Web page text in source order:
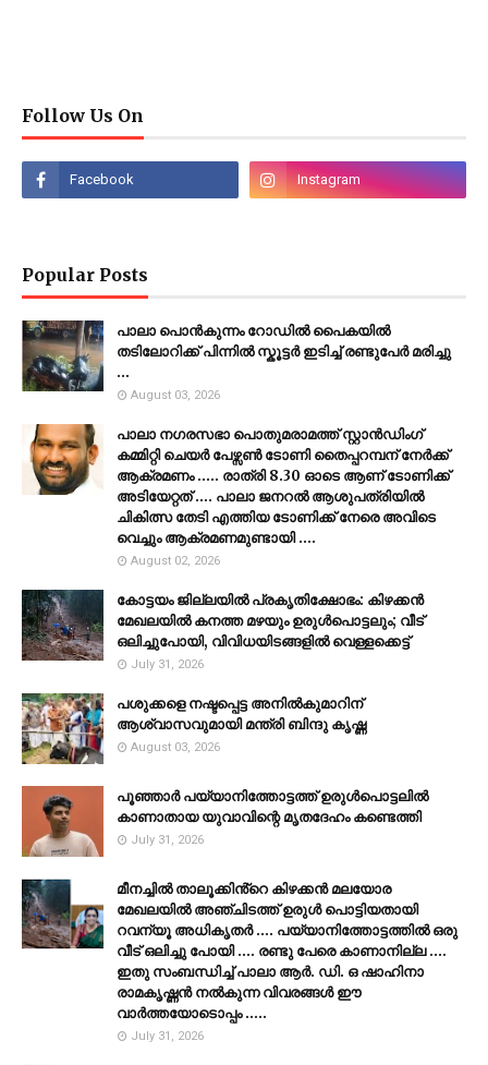
Follow Us On
Popular Posts
പാലാ പൊൻകുന്നം റോഡിൽ പൈകയിൽ
തടിലോറിക്ക് പിന്നിൽ സ്കൂട്ടർ ഇടിച്ച് രണ്ടുപേർ മരിച്ചു
...
August 03, 2026
പാലാ നഗരസഭാ പൊതുമരാമത്ത് സ്റ്റാൻഡിംഗ്
കമ്മിറ്റി ചെയർ പേഴ്സൺ ടോണി തൈപ്പറമ്പന് നേർക്ക്
ആക്രമണം ..... രാത്രി 8.30 ഓടെ ആണ് ടോണിക്ക്
അടിയേറ്റത് .... പാലാ ജനറൽ ആശുപത്രിയിൽ
ചികിത്സ തേടി എത്തിയ ടോണിക്ക് നേരെ അവിടെ
വെച്ചും ആക്രമണമുണ്ടായി ....
August 02, 2026
കോട്ടയം ജില്ലയില്‍ പ്രകൃതിക്ഷോഭം: കിഴക്കന്‍
മേഖലയില്‍ കനത്ത മഴയും ഉരുള്‍പൊട്ടലും; വീട്
ഒലിച്ചുപോയി, വിവിധയിടങ്ങളില്‍ വെള്ളക്കെട്ട്
July 31, 2026
പശുക്കളെ നഷ്ടപ്പെട്ട അനിൽകുമാറിന്
ആശ്വാസവുമായി മന്ത്രി ബിന്ദു കൃഷ്ണ
August 03, 2026
പൂഞ്ഞാര്‍ പയ്യാനിത്തോട്ടത്ത് ഉരുള്‍പൊട്ടലില്‍
കാണാതായ യുവാവിന്റെ മൃതദേഹം കണ്ടെത്തി
July 31, 2026
മീനച്ചിൽ താലൂക്കിൻ്റെ കിഴക്കൻ മലയോര
മേഖലയിൽ അഞ്ചിടത്ത് ഉരുൾ പൊട്ടിയതായി
റവന്യൂ അധികൃതർ .... പയ്യാനിത്തോട്ടത്തിൽ ഒരു
വീട് ഒലിച്ചു പോയി .... രണ്ടു പേരെ കാണാനില്ല ....
ഇതു സംബന്ധിച്ച് പാലാ ആർ. ഡി. ഒ ഷാഹിനാ
രാമകൃഷ്ണൻ നൽകുന്ന വിവരങ്ങൾ ഈ
വാർത്തയോടൊപ്പം .....
July 31, 2026